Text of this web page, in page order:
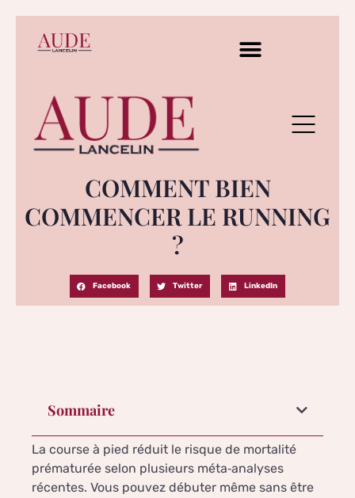
COMMENT BIEN
COMMENCER LE RUNNING
?
Facebook Twitter LinkedIn
Sommaire
La course à pied réduit le risque de mortalité
prématurée selon plusieurs méta‑analyses
récentes. Vous pouvez débuter même sans être